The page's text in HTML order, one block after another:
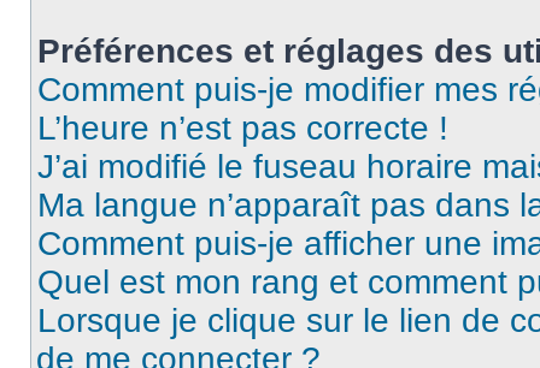
Préférences et réglages des
Comment puis-je modifier mes
L’heure n’est pas correcte !
J’ai modifié le fuseau horaire
Ma langue n’apparaît pas dans
Comment puis-je afficher une
Quel est mon rang et comment
Lorsque je clique sur le lien de
de me connecter ?